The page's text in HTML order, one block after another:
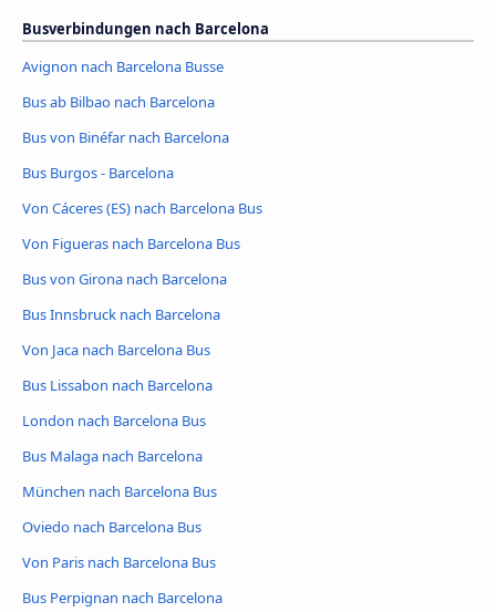
Busverbindungen nach Barcelona
Avignon nach Barcelona Busse
Bus ab Bilbao nach Barcelona
Bus von Binéfar nach Barcelona
Bus Burgos - Barcelona
Von Cáceres‎‎ (ES) nach Barcelona Bus
Von Figueras nach Barcelona Bus
Bus von Girona nach Barcelona
Bus Innsbruck nach Barcelona
Von Jaca nach Barcelona Bus
Bus Lissabon nach Barcelona
London nach Barcelona Bus
Bus Malaga nach Barcelona
München nach Barcelona Bus
Oviedo nach Barcelona Bus
Von Paris nach Barcelona Bus
Bus Perpignan nach Barcelona